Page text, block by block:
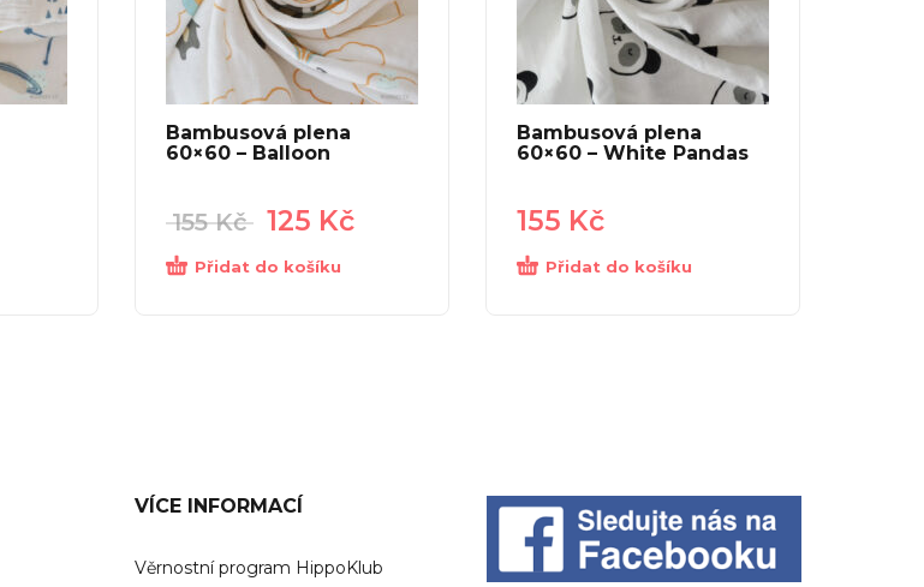
Bambusová plena
60×60 – Balloon
155Kč 125 Kč
Přidat do košíku
Bambusová plena
60×60 – White Pandas
155 Kč
Přidat do košíku
VÍCE INFORMACÍ
Věrnostní program HippoKlub